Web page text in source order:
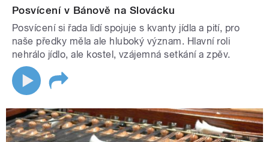
Posvícení v Bánově na Slovácku
Posvícení si řada lidí spojuje s kvanty jídla a pití, pro
naše předky měla ale hluboký význam. Hlavní roli
nehrálo jídlo, ale kostel, vzájemná setkání a zpěv.